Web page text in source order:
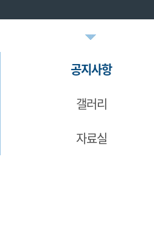
공지사항
갤러리
자료실